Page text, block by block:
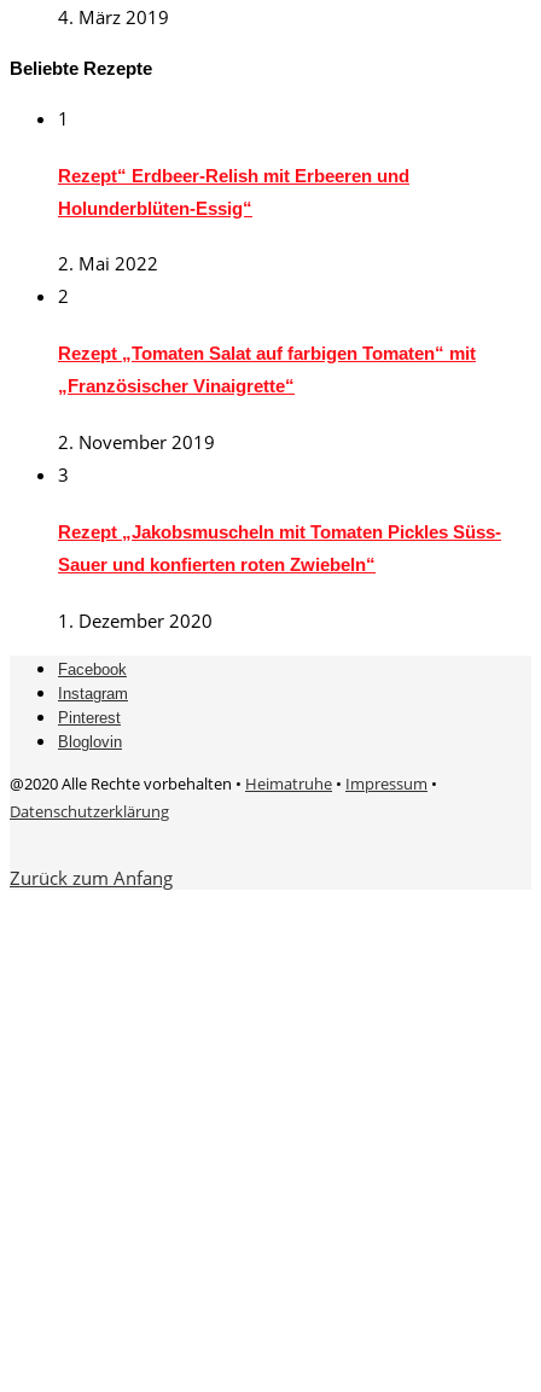
4. März 2019
Beliebte Rezepte
1
Rezept“ Erdbeer-Relish mit Erbeeren und
Holunderblüten-Essig“
2. Mai 2022
2
Rezept „Tomaten Salat auf farbigen Tomaten“ mit
„Französischer Vinaigrette“
2. November 2019
3
Rezept „Jakobsmuscheln mit Tomaten Pickles Süss-
Sauer und konfierten roten Zwiebeln“
1. Dezember 2020
Facebook
Instagram
Pinterest
Bloglovin
@2020 Alle Rechte vorbehalten • Heimatruhe • Impressum •
Datenschutzerklärung
Zurück zum Anfang